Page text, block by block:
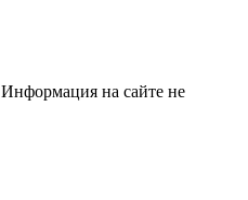
Информация на сайте не